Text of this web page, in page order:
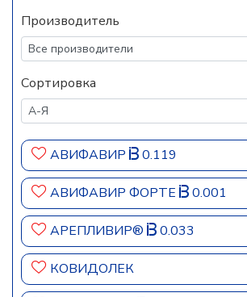
Производитель
Сортировка
АВИФАВИР 0.119
АВИФАВИР ФОРТЕ 0.001
АРЕПЛИВИР® 0.033
КОВИДОЛЕК